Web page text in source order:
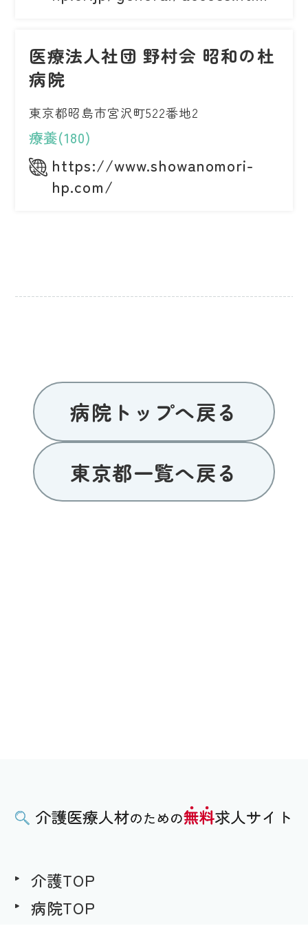
医療法人社団 野村会 昭和の杜
病院
東京都昭島市宮沢町522番地2
療養(180)
https://www.showanomori-
hp.com/
病院トップへ戻る
東京都一覧へ戻る
介護TOP
病院TOP